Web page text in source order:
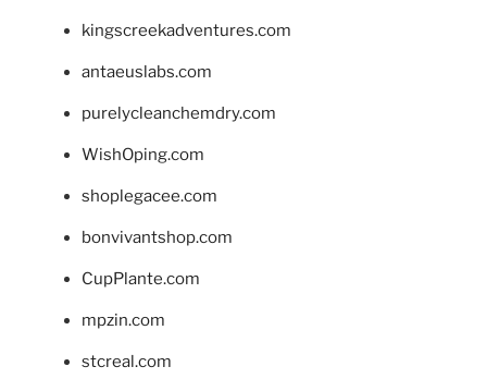
kingscreekadventures.com
antaeuslabs.com
purelycleanchemdry.com
WishOping.com
shoplegacee.com
bonvivantshop.com
CupPlante.com
mpzin.com
stcreal.com